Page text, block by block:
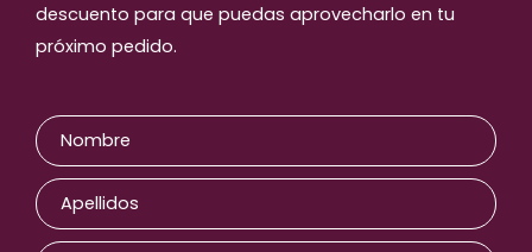
descuento para que puedas aprovecharlo en tu
próximo pedido.